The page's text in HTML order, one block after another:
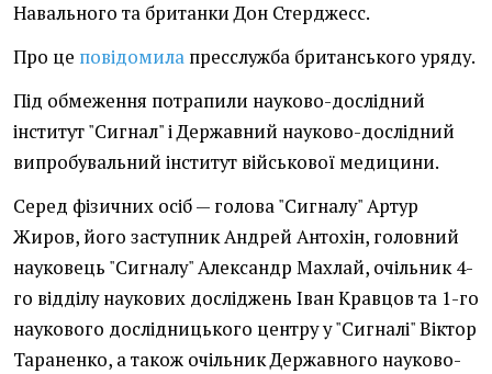
Навального та британки Дон Стерджесс.
Про це повідомила пресслужба британського уряду.
Під обмеження потрапили науково-дослідний
інститут "Сигнал" і Державний науково-дослідний
випробувальний інститут військової медицини.
Серед фізичних осіб — голова "Сигналу" Артур
Жиров, його заступник Андрей Антохін, головний
науковець "Сигналу" Александр Махлай, очільник 4-
го відділу наукових досліджень Іван Кравцов та 1-го
наукового дослідницького центру у "Сигналі" Віктор
Тараненко, а також очільник Державного науково-